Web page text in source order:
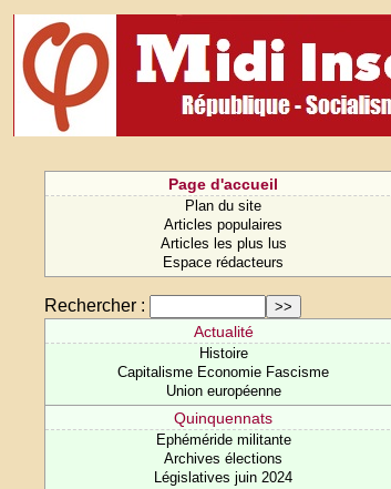
Page d'accueil
Plan du site
Articles populaires
Articles les plus lus
Espace rédacteurs
Rechercher :
Actualité
Histoire
Capitalisme Economie Fascisme
Union européenne
Quinquennats
Ephéméride militante
Archives élections
Législatives juin 2024